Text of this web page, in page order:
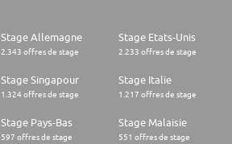
Stage Allemagne
2.343 offres de stage
Stage Etats-Unis
2.233 offres de stage
Stage Singapour
1.324 offres de stage
Stage Italie
1.217 offres de stage
Stage Pays-Bas
597 offres de stage
Stage Malaisie
551 offres de stage